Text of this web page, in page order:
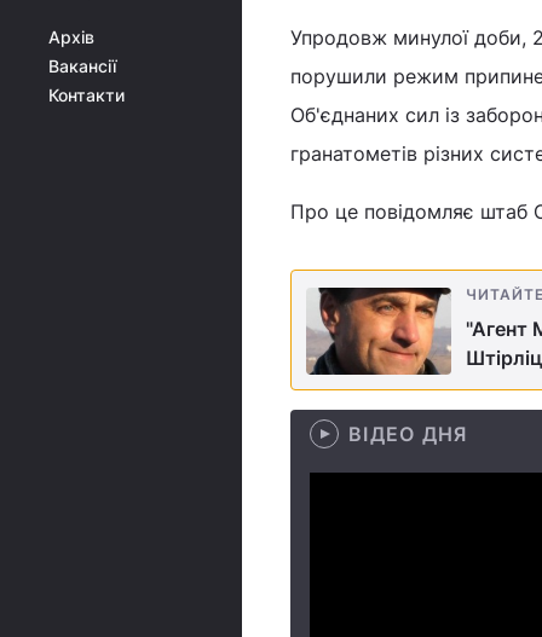
Архів
Вакансії
Контакти
Упродовж минулої доби,
порушили режим
Об'єднаних сил із
гранатометів різних
Про це повідомляє штаб
"Агент
ВІДЕО ДНЯ